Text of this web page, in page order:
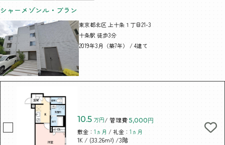
シャーメゾンル・ブラン
東京都北区 上十条１丁目21-3
十条駅 徒歩3分
2019年3月（築7年） / 4建て
10.5 万円/ 管理費 5,000円
敷金：1ヵ月 / 礼金：1ヵ月
1K / (33.26m²) /3階